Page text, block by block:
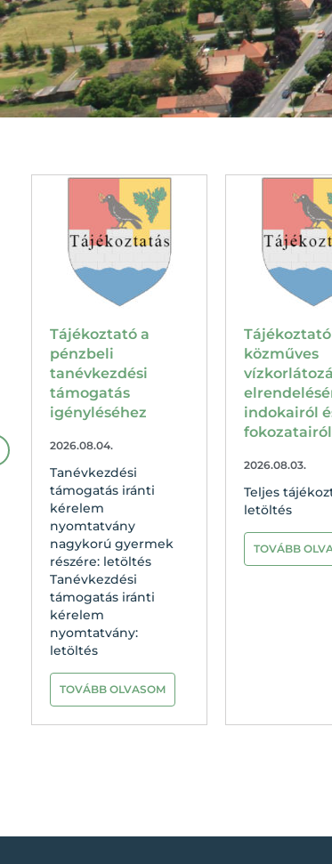
Tájékoztató a
közműves
vízkorlátozás
elrendelésének
indokairól és
2026.08.03.
Teljes tájékoztató:
letöltés
TOVÁBB OLVASOM
Segítsünk
az
2026.07.29.
TOVÁBB